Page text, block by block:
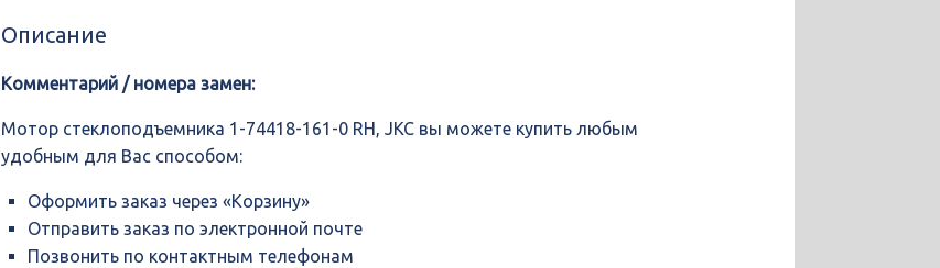
Описание
Комментарий / номера замен:
Мотор стеклоподъемника 1-74418-161-0 RH, JKC вы можете купить любым
удобным для Вас способом:
Оформить заказ через «Корзину»
Отправить заказ по электронной почте
Позвонить по контактным телефонам